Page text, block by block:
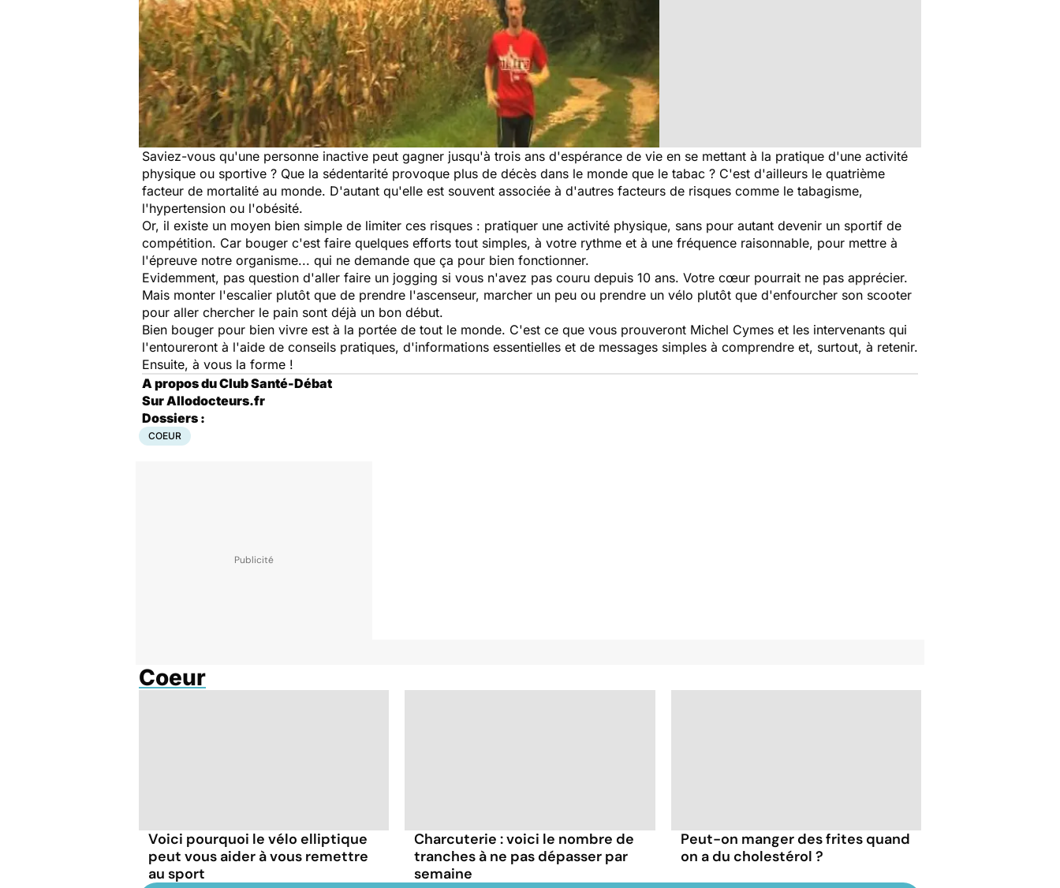
Saviez-vous qu'une personne inactive peut gagner jusqu'à trois ans d'espérance de vie en se mettant à la pratique d'une activité
physique ou sportive ? Que la sédentarité provoque plus de décès dans le monde que le tabac ? C'est d'ailleurs le quatrième
facteur de mortalité au monde. D'autant qu'elle est souvent associée à d'autres facteurs de risques comme le tabagisme,
l'hypertension ou l'obésité.
Or, il existe un moyen bien simple de limiter ces risques : pratiquer une activité physique, sans pour autant devenir un sportif de
compétition. Car bouger c'est faire quelques efforts tout simples, à votre rythme et à une fréquence raisonnable, pour mettre à
l'épreuve notre organisme... qui ne demande que ça pour bien fonctionner.
Evidemment, pas question d'aller faire un jogging si vous n'avez pas couru depuis 10 ans. Votre cœur pourrait ne pas apprécier.
Mais monter l'escalier plutôt que de prendre l'ascenseur, marcher un peu ou prendre un vélo plutôt que d'enfourcher son scooter
pour aller chercher le pain sont déjà un bon début.
Bien bouger pour bien vivre est à la portée de tout le monde. C'est ce que vous prouveront Michel Cymes et les intervenants qui
l'entoureront à l'aide de conseils pratiques, d'informations essentielles et de messages simples à comprendre et, surtout, à retenir.
Ensuite, à vous la forme !
A propos du Club Santé-Débat
Sur Allodocteurs.fr
Dossiers :
COEUR
Coeur
Voici pourquoi le vélo elliptique
peut vous aider à vous remettre
au sport
Charcuterie : voici le nombre de
tranches à ne pas dépasser par
semaine
Peut-on manger des frites quand
on a du cholestérol ?